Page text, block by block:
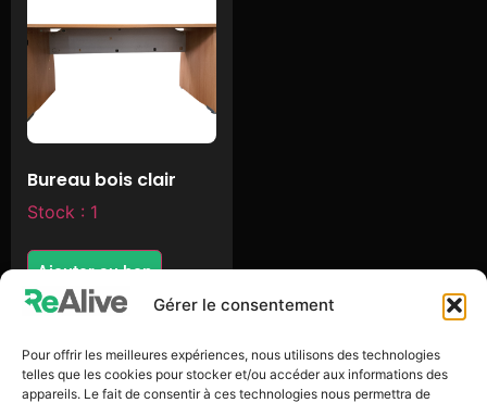
Gérer le consentement
Pour offrir les meilleures expériences, nous utilisons des technologies
telles que les cookies pour stocker et/ou accéder aux informations des
appareils. Le fait de consentir à ces technologies nous permettra de
Bureau bois clair
Stock : 1
Ajouter au bon